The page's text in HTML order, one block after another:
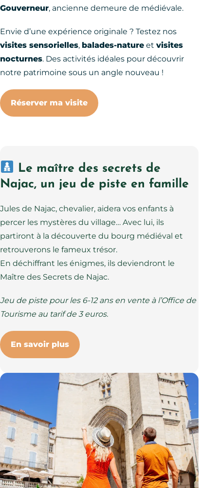
Gouverneur, ancienne demeure de médiévale.
Envie d’une expérience originale ? Testez nos
visites sensorielles, balades-nature et visites
nocturnes. Des activités idéales pour découvrir
notre patrimoine sous un angle nouveau !
Réserver ma visite
Le maître des secrets de
Najac, un jeu de piste en famille
Jules de Najac, chevalier, aidera vos enfants à
percer les mystères du village… Avec lui, ils
partiront à la découverte du bourg médiéval et
retrouverons le fameux trésor.
En déchiffrant les énigmes, ils deviendront le
Maître des Secrets de Najac.
Jeu de piste pour les 6-12 ans en vente à l’Office de
Tourisme au tarif de 3 euros.
En savoir plus